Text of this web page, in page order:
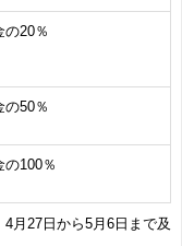
の20％
の50％
の100％
月27日から5月6日まで及